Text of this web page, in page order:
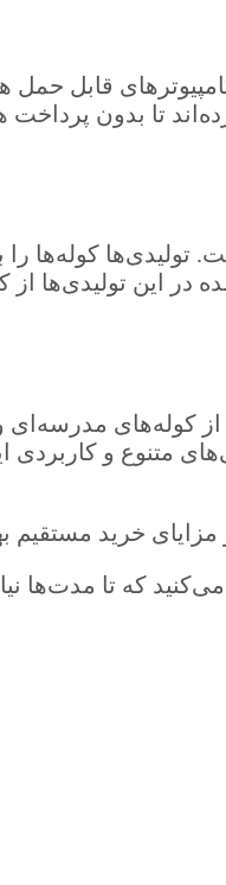
قابل حمل
تا بدون
تولیدی‌ها
تولیدی‌ها از
از کوله‌های
و کاربردی
مزایای خرید مستقیم
می‌کنید که تا